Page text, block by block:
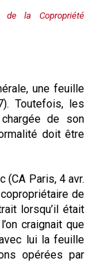
de la Copropriété
une feuille
Toutefois, les
de son
doit être
(CA Paris, 4 avr.
de
lorsqu’il était
craignait que
lui la feuille
opérées par